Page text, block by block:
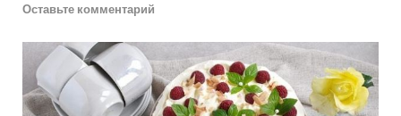
Оставьте комментарий